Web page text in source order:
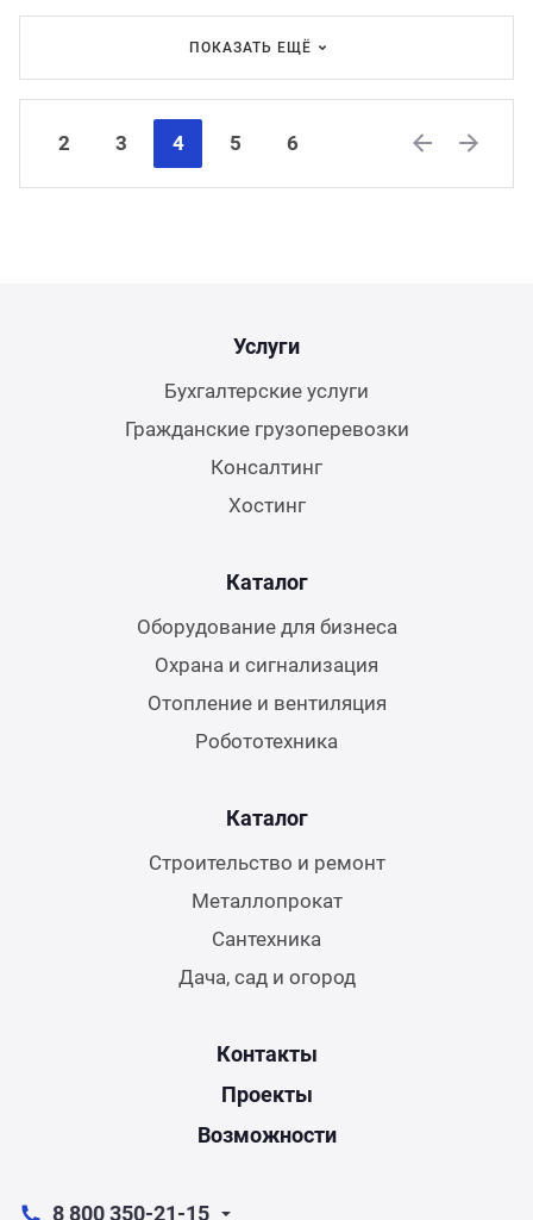
ПОКАЗАТЬ ЕЩЁ
2 3 4 5
6
Услуги
Бухгалтерские услуги
Гражданские грузоперевозки
Консалтинг
Хостинг
Каталог
Оборудование для бизнеса
Охрана и сигнализация
Отопление и вентиляция
Робототехника
Каталог
Строительство и ремонт
Металлопрокат
Сантехника
Дача, сад и огород
Контакты
Проекты
Возможности
8 800 350-21-15